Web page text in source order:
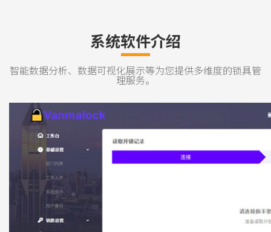
系统软件介绍
智能数据分析、数据可视化展示等为您提供多维度的锁具管
理服务。
系统工作台
树型结构管理一目了然
列表与地图呈现方式结合